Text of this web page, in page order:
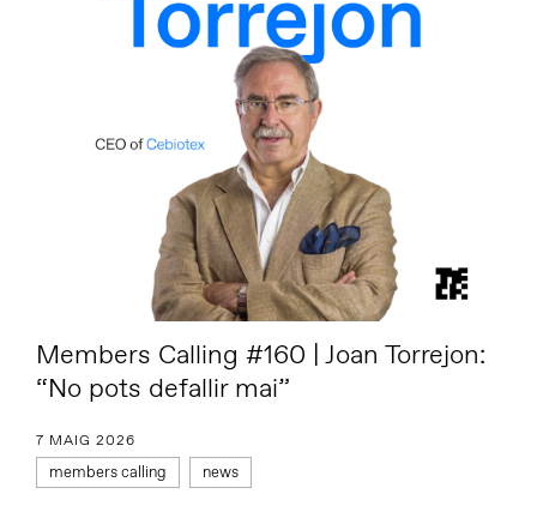
Members Calling #160 | Joan Torrejon:
“No pots defallir mai”
7 MAIG 2026
members calling news